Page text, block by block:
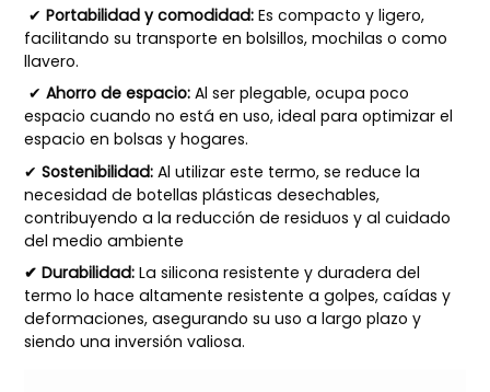
✔ Portabilidad y comodidad: Es compacto y ligero,
facilitando su transporte en bolsillos, mochilas o como
llavero.
✔ Ahorro de espacio: Al ser plegable, ocupa poco
espacio cuando no está en uso, ideal para optimizar el
espacio en bolsas y hogares.
✔ Sostenibilidad: Al utilizar este termo, se reduce la
necesidad de botellas plásticas desechables,
contribuyendo a la reducción de residuos y al cuidado
del medio ambiente
✔ Durabilidad: La silicona resistente y duradera del
termo lo hace altamente resistente a golpes, caídas y
deformaciones, asegurando su uso a largo plazo y
siendo una inversión valiosa.